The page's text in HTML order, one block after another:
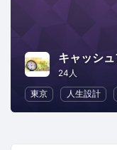
24人
東京
人生設計